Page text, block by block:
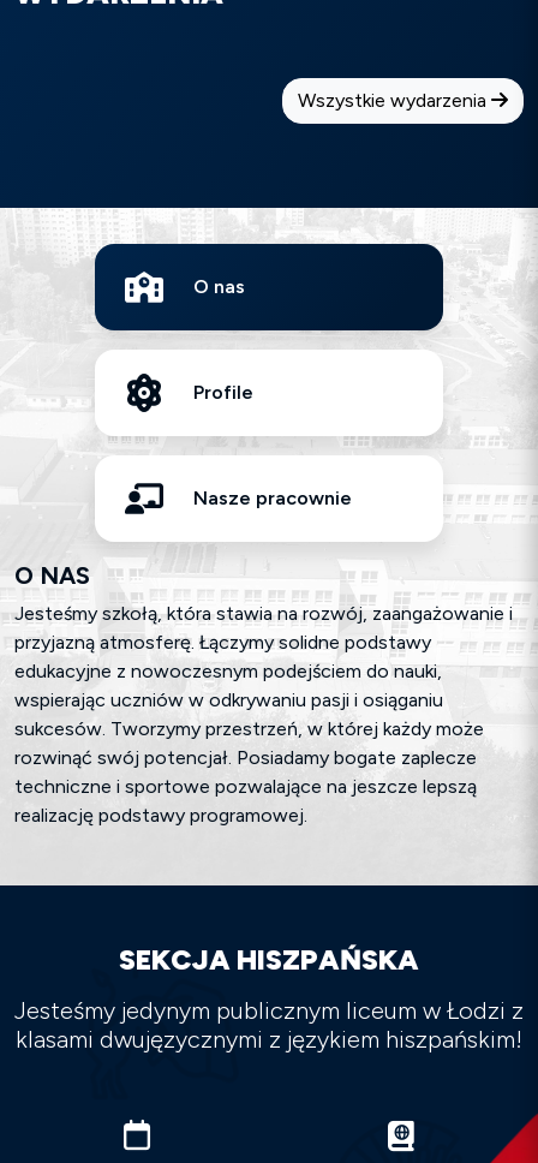
Wszystkie wydarzenia
O nas
Profile
Nasze pracownie
O NAS
Jesteśmy szkołą, która stawia na rozwój, zaangażowanie i
przyjazną atmosferę. Łączymy solidne podstawy
edukacyjne z nowoczesnym podejściem do nauki,
wspierając uczniów w odkrywaniu pasji i osiąganiu
sukcesów. Tworzymy przestrzeń, w której każdy może
rozwinąć swój potencjał. Posiadamy bogate zaplecze
techniczne i sportowe pozwalające na jeszcze lepszą
realizację podstawy programowej.
SEKCJA HISZPAŃSKA
Jesteśmy jedynym publicznym liceum w Łodzi z
klasami dwujęzycznymi z językiem hiszpańskim!